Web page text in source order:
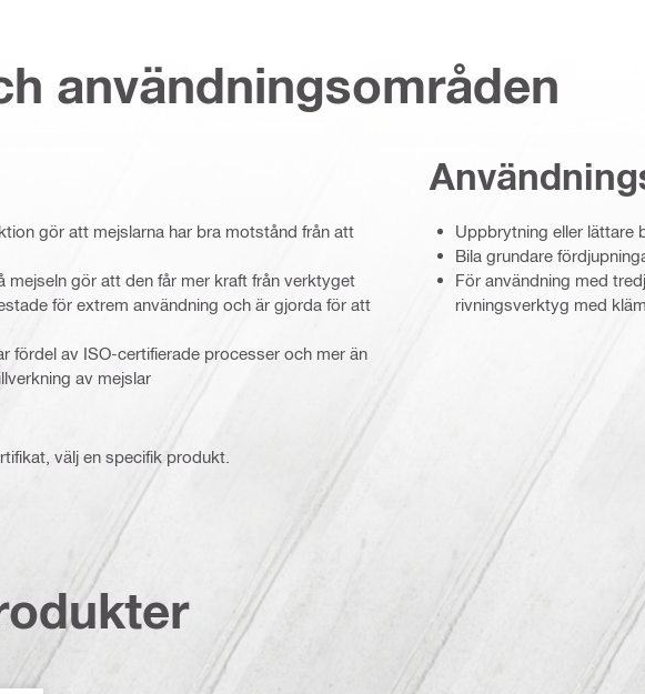
användningsområden
gör att mejslarna har bra motstånd från att
gör att den får mer kraft från verktyget
för extrem användning och är gjorda för att
fördel av ISO-certifierade processer och mer än
av mejslar
Uppbrytning eller lättare
Bila grundare
För användning med
rivningsverktyg med
välj en specifik produkt.